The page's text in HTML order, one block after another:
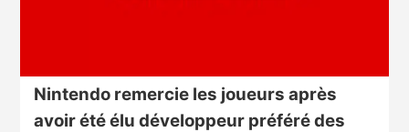
Nintendo remercie les joueurs après
avoir été élu développeur préféré des